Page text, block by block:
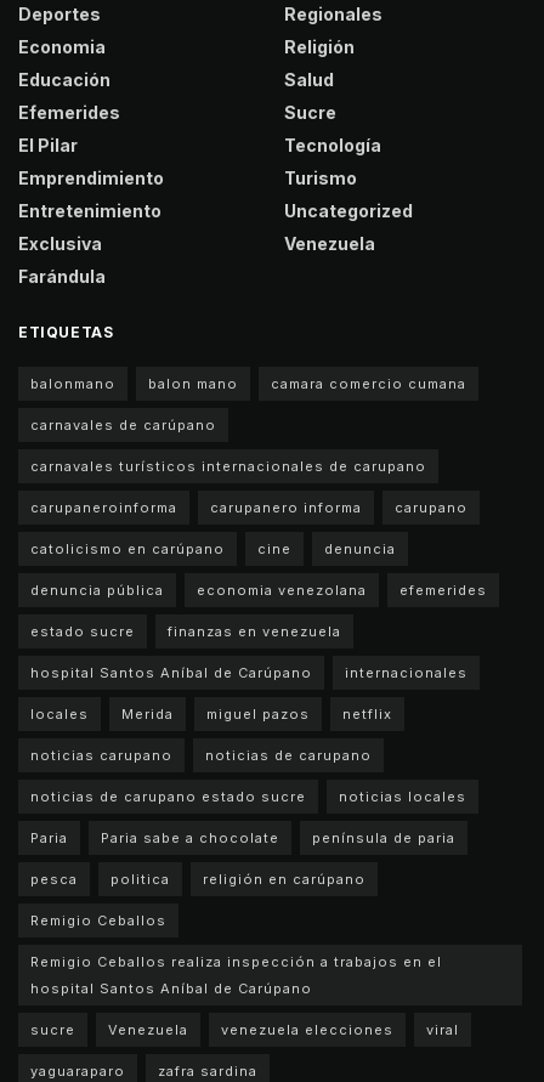
Deportes
Economia
Educación
Efemerides
El Pilar
Emprendimiento
Entretenimiento
Exclusiva
Farándula
Regionales
Religión
Salud
Sucre
Tecnología
Turismo
Uncategorized
Venezuela
ETIQUETAS
balonmano balon mano camara comercio cumana
carnavales de carúpano
carnavales turísticos internacionales de carupano
carupaneroinforma carupanero informa carupano
catolicismo en carúpano cine denuncia
denuncia pública economia venezolana efemerides
estado sucre finanzas en venezuela
hospital Santos Aníbal de Carúpano internacionales
locales Merida miguel pazos netflix
noticias carupano noticias de carupano
noticias de carupano estado sucre noticias locales
Paria Paria sabe a chocolate península de paria
pesca politica religión en carúpano
Remigio Ceballos
Remigio Ceballos realiza inspección a trabajos en el
hospital Santos Aníbal de Carúpano
sucre Venezuela venezuela elecciones viral
yaguaraparo zafra sardina